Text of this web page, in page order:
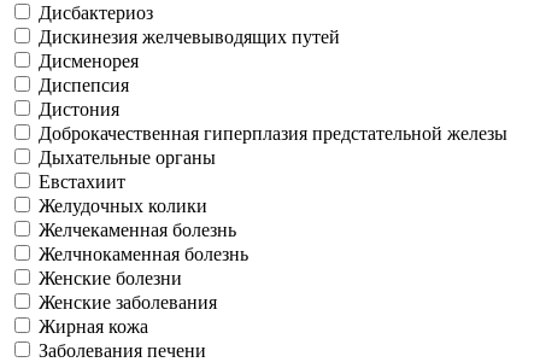
Дисбактериоз
Дискинезия желчевыводящих путей
Дисменорея
Диспепсия
Дистония
Доброкачественная гиперплазия предстательной железы
Дыхательные органы
Евстахиит
Желудочных колики
Желчекаменная болезнь
Желчнокаменная болезнь
Женские болезни
Женские заболевания
Жирная кожа
Заболевания печени